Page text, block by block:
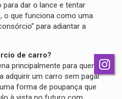
dar o lance e tentar
o que funciona como uma
para adiantar a
de carro?
principalmente para quem
adquirir um carro sem pagar
forma de poupança que